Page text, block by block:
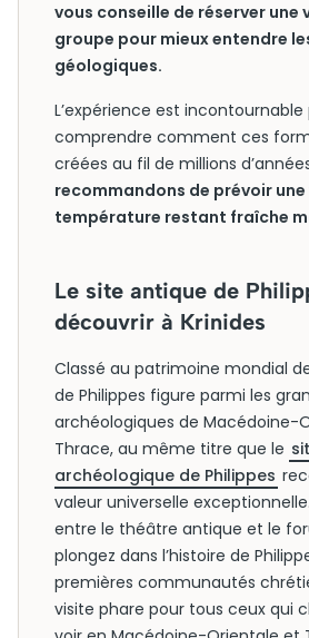
vous conseille de réserver une
groupe pour mieux entendre
géologiques.
L’expérience est incontournable
comprendre comment ces
créées au fil de millions
recommandons de prévoir
température restant fraîche
Le site antique de
découvrir à Krinides
Classé au patrimoine mondial de
de Philippes figure parmi les
archéologiques de Macédoine-
Thrace, au même titre que le
archéologique de Philippes
valeur universelle
entre le théâtre antique et le
plongez dans l’histoire de
premières communautés
visite phare pour tous ceux qui